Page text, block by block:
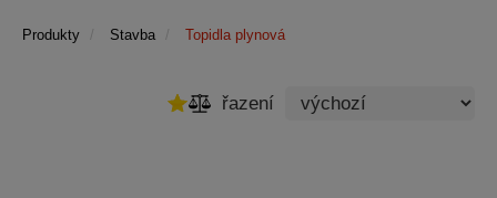
Produkty Stavba Topidla plynová
řazení